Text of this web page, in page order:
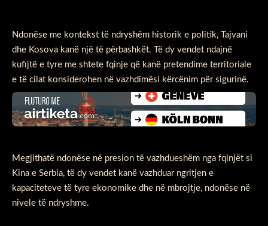
Ndonëse me kontekst të ndryshëm historik e politik, Tajvani
dhe Kosova kanë një të përbashkët. Të dy vendet ndajnë
kufijtë e tyre me shtete fqinje që kanë pretendime territoriale
e të cilat konsiderohen në vazhdimësi kërcënim për sigurinë.
Megjithatë ndonëse në presion të vazhdueshëm nga fqinjët si
Kina e Serbia, të dy vendet kanë vazhduar ngritjen e
kapaciteteve të tyre ekonomike dhe në mbrojtje, ndonëse në
nivele të ndryshme.